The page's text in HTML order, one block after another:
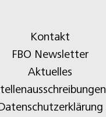
Kontakt
FBO Newsletter
Aktuelles